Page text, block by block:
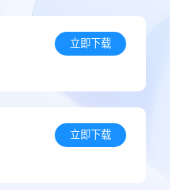
立即下载
立即下载